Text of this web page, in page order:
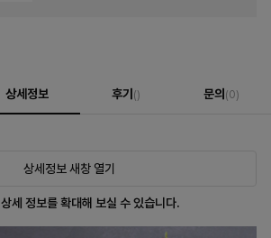
상세정보 후기 () 문의 (0)
상세정보 새창 열기
상세 정보를 확대해 보실 수 있습니다.